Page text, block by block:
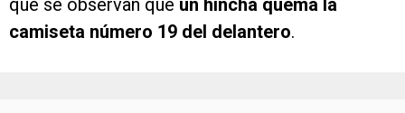
que se observan que un hincha quema la
camiseta número 19 del delantero.